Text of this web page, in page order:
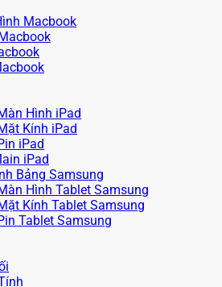
Macbook
Hình iPad
Kính iPad
iPad
iPad
Bảng Samsung
Hình Tablet Samsung
Kính Tablet Samsung
Tablet Samsung